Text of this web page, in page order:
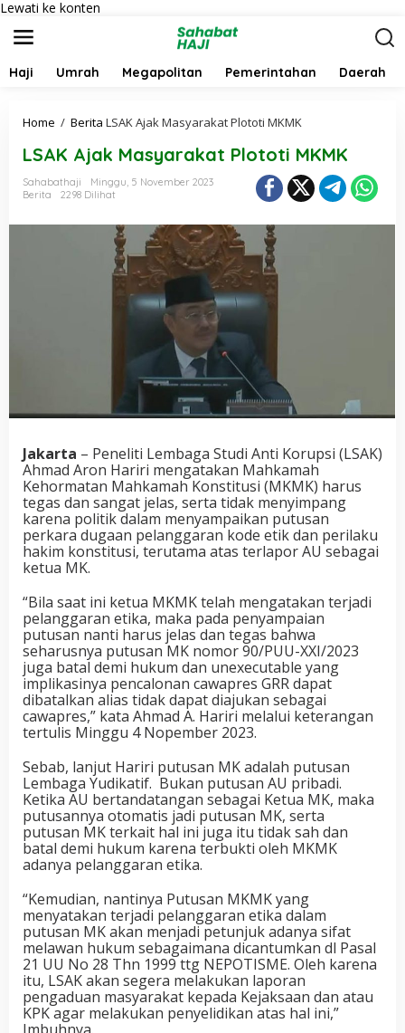
Lewati ke konten
Haji Umrah Megapolitan Pemerintahan Daerah
Home / Berita LSAK Ajak Masyarakat Plototi MKMK
LSAK Ajak Masyarakat Plototi MKMK
Sahabathaji
Minggu, 5 November 2023
Berita
2298 Dilihat
Jakarta – Peneliti Lembaga Studi Anti Korupsi (LSAK)
Ahmad Aron Hariri mengatakan Mahkamah
Kehormatan Mahkamah Konstitusi (MKMK) harus
tegas dan sangat jelas, serta tidak menyimpang
karena politik dalam menyampaikan putusan
perkara dugaan pelanggaran kode etik dan perilaku
hakim konstitusi, terutama atas terlapor AU sebagai
ketua MK.
“Bila saat ini ketua MKMK telah mengatakan terjadi
pelanggaran etika, maka pada penyampaian
putusan nanti harus jelas dan tegas bahwa
seharusnya putusan MK nomor 90/PUU-XXI/2023
juga batal demi hukum dan unexecutable yang
implikasinya pencalonan cawapres GRR dapat
dibatalkan alias tidak dapat diajukan sebagai
cawapres,” kata Ahmad A. Hariri melalui keterangan
tertulis Minggu 4 Nopember 2023.
Sebab, lanjut Hariri putusan MK adalah putusan
Lembaga Yudikatif. Bukan putusan AU pribadi.
Ketika AU bertandatangan sebagai Ketua MK, maka
putusannya otomatis jadi putusan MK, serta
putusan MK terkait hal ini juga itu tidak sah dan
batal demi hukum karena terbukti oleh MKMK
adanya pelanggaran etika.
“Kemudian, nantinya Putusan MKMK yang
menyatakan terjadi pelanggaran etika dalam
putusan MK akan menjadi petunjuk adanya sifat
melawan hukum sebagaimana dicantumkan dl Pasal
21 UU No 28 Thn 1999 ttg NEPOTISME. Oleh karena
itu, LSAK akan segera melakukan laporan
pengaduan masyarakat kepada Kejaksaan dan atau
KPK agar melakukan penyelidikan atas hal ini,”